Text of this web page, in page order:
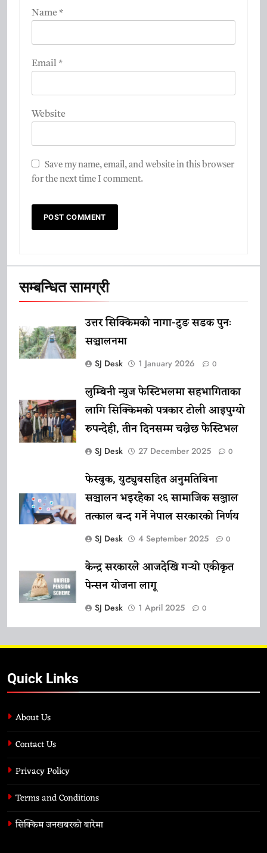
Name*
Email*
Website
Save my name, email, and website in this browser
for the next time I comment.
सम्बन्धित सामग्री
उत्तर सिक्किमको नागा-टुङ सडक पुनः
सञ्चालनमा
SJ Desk 1 January 2026 0
लुम्बिनी न्युज फेस्टिभलमा सहभागिताका
लागि सिक्किमको पत्रकार टोली आइपुग्यो
रुपन्देही, तीन दिनसम्म चल्नेछ फेस्टिभल
SJ Desk 27 December 2025 0
फेस्बुक, युट्युबसहित अनुमतिबिना
सञ्चालन भइरहेका २६ सामाजिक सञ्जाल
तत्काल बन्द गर्ने नेपाल सरकारको निर्णय
SJ Desk 4 September 2025 0
केन्द्र सरकारले आजदेखि गर्‍यो एकीकृत
पेन्सन योजना लागू
SJ Desk 1 April 2025 0
Quick Links
About Us
Contact Us
Privacy Policy
Terms and Conditions
सिक्किम जनखबरको बारेमा